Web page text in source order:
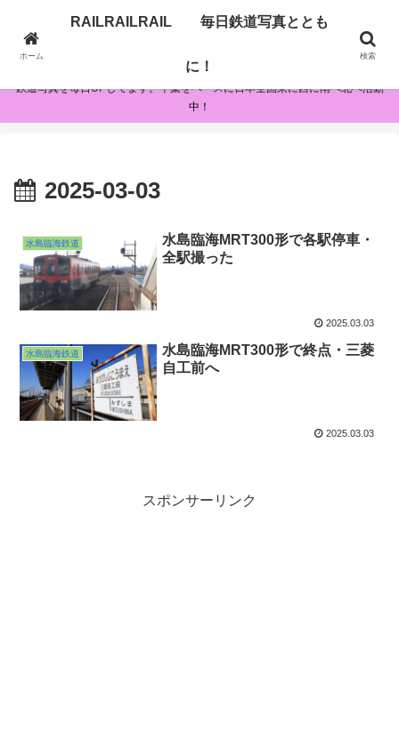
RAILRAILRAIL 毎日鉄道写真とともに！
鉄道写真を毎日UPしてます。千葉をベースに日本全国東に西に南へ北へ活動
中！
2025-03-03
水島臨海鉄道
水島臨海MRT300形で各駅停車・
全駅撮った
2025.03.03
水島臨海鉄道
水島臨海MRT300形で終点・三菱
自工前へ
2025.03.03
スポンサーリンク
ホーム
RAILRAILRAIL 毎日鉄道写真ととも
に！
検索